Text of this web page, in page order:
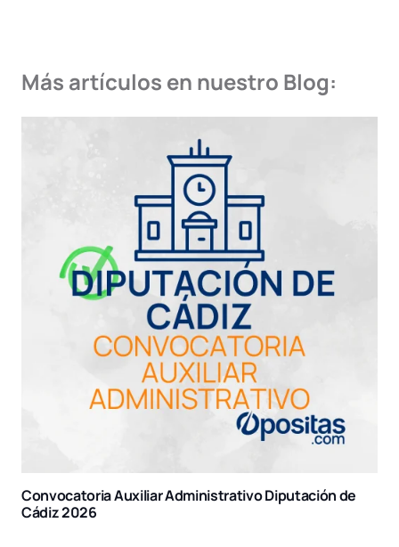
Más artículos en nuestro Blog:
de Convocatoria Comunidad de Madrid